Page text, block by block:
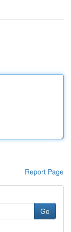
Report Page
Go